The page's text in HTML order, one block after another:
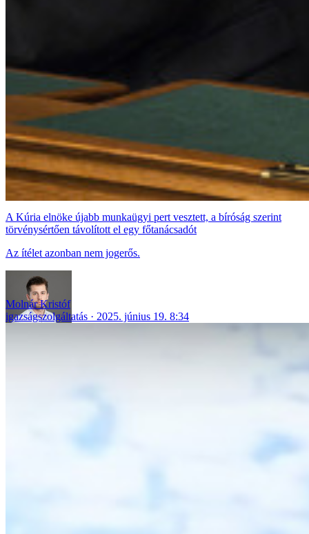
A Kúria elnöke újabb munkaügyi pert vesztett, a bíróság szerint
törvénysértően távolított el egy főtanácsadót
Az ítélet azonban nem jogerős.
Molnár Kristóf
igazságszolgáltatás
2025. június 19. 8:34